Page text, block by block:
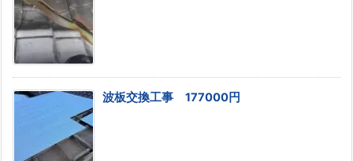
波板交換工事 177000円